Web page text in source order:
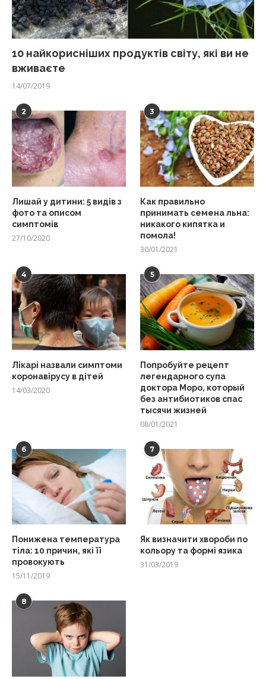
10 найкорисніших продуктів світу, які ви не
вживаєте
14/07/2019
2
Лишай у дитини: 5 видів з
фото та описом
симптомів
27/10/2020
3
Как правильно
принимать семена льна:
никакого кипятка и
помола!
30/01/2021
4
Лікарі назвали симптоми
коронавірусу в дітей
14/03/2020
5
Попробуйте рецепт
легендарного супа
доктора Моро, который
без антибиотиков спас
тысячи жизней
08/01/2021
6
Понижена температура
тіла: 10 причин, які її
провокують
15/11/2019
7
Як визначити хвороби по
кольору та формі язика
31/03/2019
8